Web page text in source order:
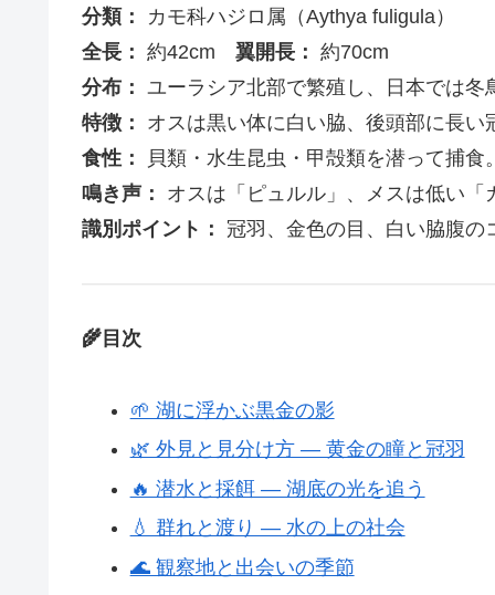
分類：
カモ科ハジロ属（Aythya fuligula）
全長： 約42cm 翼開長： 約70cm
分布： ユーラシア北部で繁殖し、日本では冬
特徴：
オスは黒い体に白い脇、後頭部に長
食性：
貝類・水生昆虫・甲殻類を潜って捕食
鳴き声：
オスは「ピュルル」、メスは低い「
識別ポイント：
冠羽、金色の目、白い脇腹の
🌾目次
🌱 湖に浮かぶ黒金の影
🌿 外見と見分け方 ― 黄金の瞳と冠羽
🔥 潜水と採餌 ― 湖底の光を追う
💧 群れと渡り ― 水の上の社会
🌊 観察地と出会いの季節